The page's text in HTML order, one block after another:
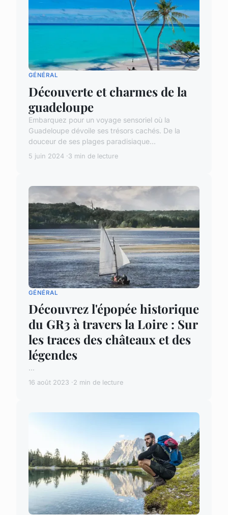
GÉNÉRAL
Découverte et charmes de la
guadeloupe
Embarquez pour un voyage sensoriel où la
Guadeloupe dévoile ses trésors cachés. De la
douceur de ses plages paradisiaque...
5 juin 2024 3 min de lecture
GÉNÉRAL
Découvrez l'épopée historique
du GR3 à travers la Loire : Sur
les traces des châteaux et des
légendes
...
16 août 2023 2 min de lecture